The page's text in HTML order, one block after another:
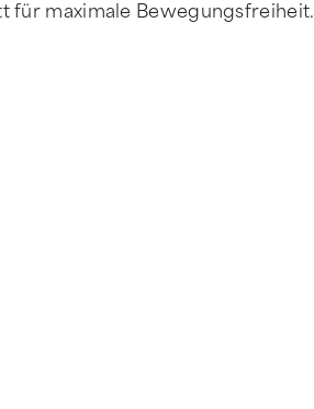
für maximale Bewegungsfreiheit.